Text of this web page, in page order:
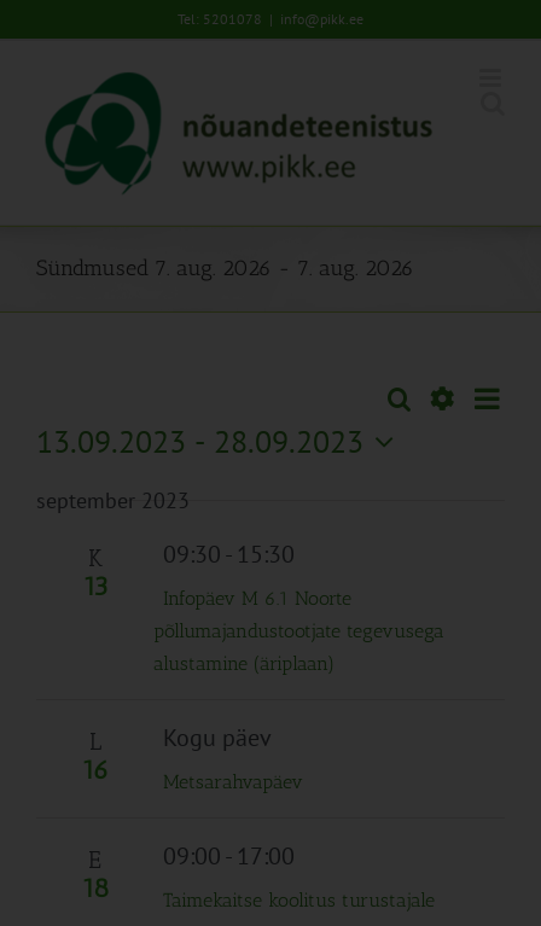
to
Tel: 5201078 | info@pikk.ee
Sündmused 7. aug. 2026 - 7. aug. 2026
Sündmused
Search
Otsi
13.09.2023 - 28.09.2023
kuupäev.
september 2023
K
13
09:30- 15:30
Infopäev M 6.1 Noorte
põllumajandustootjate tegevusega
alustamine (äriplaan)
L
16
Kogu päev
Metsarahvapäev
E
18
09:00- 17:00
Taimekaitse koolitus turustajale